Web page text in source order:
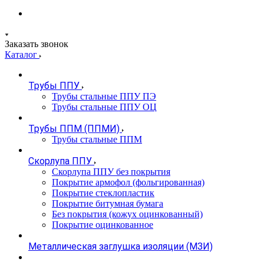
Заказать звонок
Каталог
Трубы ППУ
Трубы стальные ППУ ПЭ
Трубы стальные ППУ ОЦ
Трубы ППМ (ППМИ)
Трубы стальные ППМ
Скорлупа ППУ
Скорлупа ППУ без покрытия
Покрытие армофол (фольгированная)
Покрытие стеклопластик
Покрытие битумная бумага
Без покрытия (кожух оцинкованный)
Покрытие оцинкованное
Металлическая заглушка изоляции (МЗИ)